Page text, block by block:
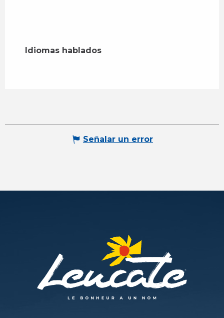
Idiomas hablados
Idiomas hablados
Señalar un error